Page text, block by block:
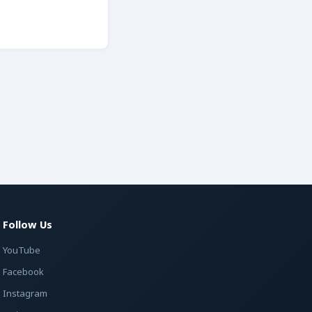
Follow Us
YouTube
Facebook
Instagram